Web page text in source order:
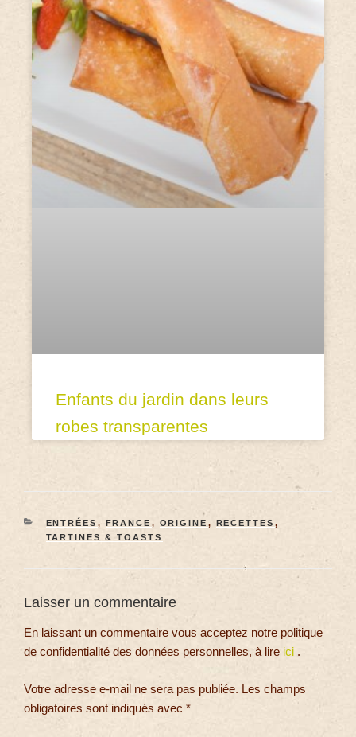
Enfants du jardin dans leurs
robes transparentes
ENTRÉES , FRANCE , ORIGINE , RECETTES ,
TARTINES & TOASTS
Laisser un commentaire
En laissant un commentaire vous acceptez notre politique
de confidentialité des données personnelles, à lire ici .
Votre adresse e-mail ne sera pas publiée. Les champs
obligatoires sont indiqués avec *